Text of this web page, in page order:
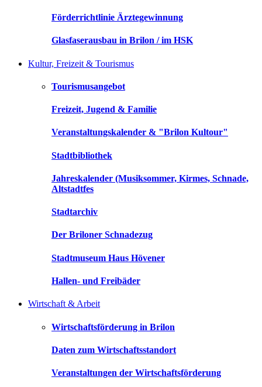
Förderrichtlinie Ärztegewinnung
Glasfaserausbau in Brilon / im HSK
Kultur, Freizeit & Tourismus
Tourismusangebot
Freizeit, Jugend & Familie
Veranstaltungskalender & "Brilon Kultour"
Stadtbibliothek
Jahreskalender (Musiksommer, Kirmes, Schnade,
Altstadtfes
Stadtarchiv
Der Briloner Schnadezug
Stadtmuseum Haus Hövener
Hallen- und Freibäder
Wirtschaft & Arbeit
Wirtschaftsförderung in Brilon
Daten zum Wirtschaftsstandort
Veranstaltungen der Wirtschaftsförderung